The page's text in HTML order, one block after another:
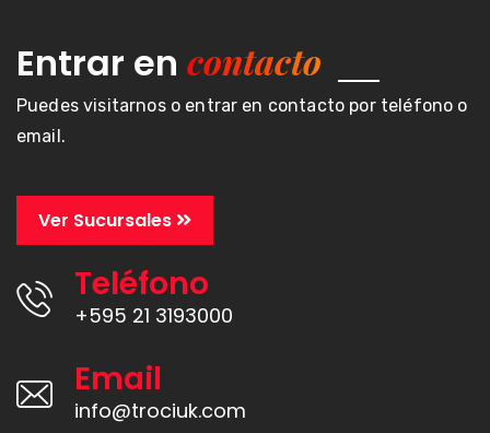
Entrar en contacto
Puedes visitarnos o entrar en contacto por teléfono o
email.
Ver Sucursales
Teléfono
+595 21 3193000
Email
info@trociuk.com